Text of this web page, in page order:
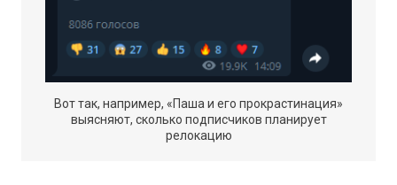
Вот так, например, «Паша и его прокрастинация»
выясняют, сколько подписчиков планирует
релокацию